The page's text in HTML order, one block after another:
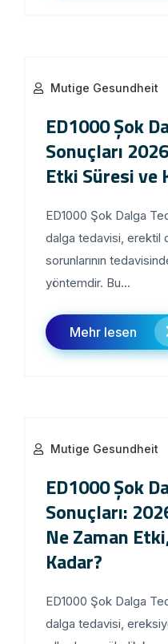
Mutige Gesundheit
ED1000 Şok
Sonuçları
Etki Süresi ve
ED1000 Şok Dalga
dalga tedavisi, erektil
sorunlarının
yöntemdir. Bu...
Mehr lesen
Mutige Gesundheit
ED1000 Şok
Sonuçları:
Ne Zaman
Kadar?
ED1000 Şok Dalga
dalga tedavisi,